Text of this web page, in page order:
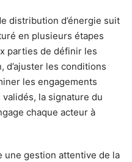
distribution d’énergie suit
en plusieurs étapes
parties de définir les
d’ajuster les conditions
les engagements
la signature du
chaque acteur à
une gestion attentive de la